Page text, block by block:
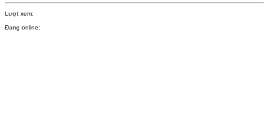
Lượt xem:
Đang online: